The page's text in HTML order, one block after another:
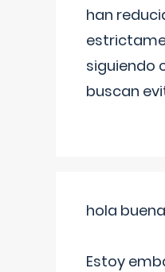
han
siguiendo
buscan
hola
Estoy